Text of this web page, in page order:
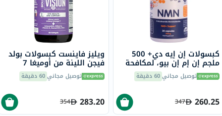
كبسولات إن إيه دي+ 500
ملجم إن إم إن بيو، لمكافحة
الشيخوخة - 30 كبسولةتوصيل مجاني60 دقيقة
260.25
347
ويليز فاينست كبسولات بولد
فيجن اللينة من أوميغا 7
ولوتين 20 ملجمم لصحة العين
حزمة من 60 كبسولةتوصيل مجاني60 دقيقة
283.20
354